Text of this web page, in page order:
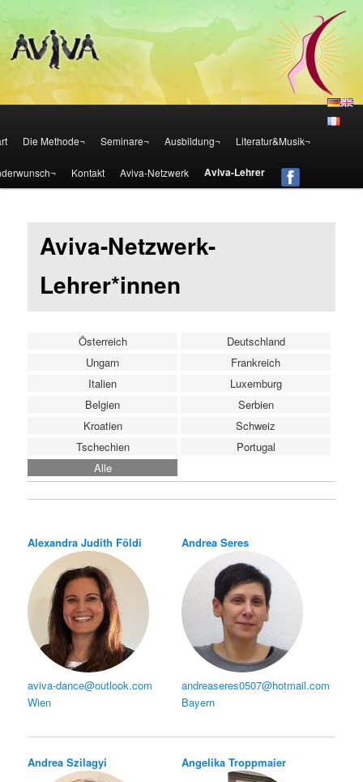
Aviva – Methode – Österreich
Die Aviva Methode – Österreich
Die Methode¬ Seminare¬ Ausbildung¬ Literatur&Musik¬
Kontakt Aviva-Netzwerk Aviva-Lehrer
Aviva-Netzwerk-
Lehrer*innen
Österreich
Deutschland
Ungarn
Frankreich
Italien
Luxemburg
Belgien
Serbien
Kroatien
Schweiz
Tschechien
Portugal
Alle
Alexandra Judith Földi
aviva-dance@outlook.com
Wien
Andrea Seres
andreaseres0507@hotmail.com
Bayern
Andrea Szilagyi Angelika Troppmaier